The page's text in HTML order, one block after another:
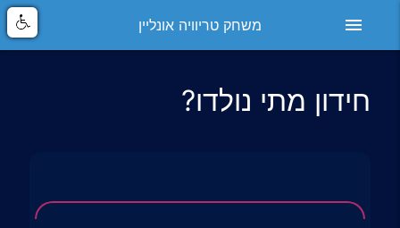
menu משחק טריוויה אונליין
חידון מתי נולדו?